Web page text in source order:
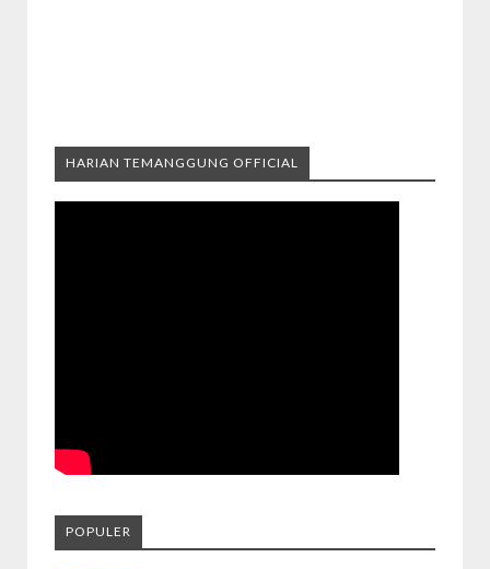
HARIAN TEMANGGUNG OFFICIAL
POPULER